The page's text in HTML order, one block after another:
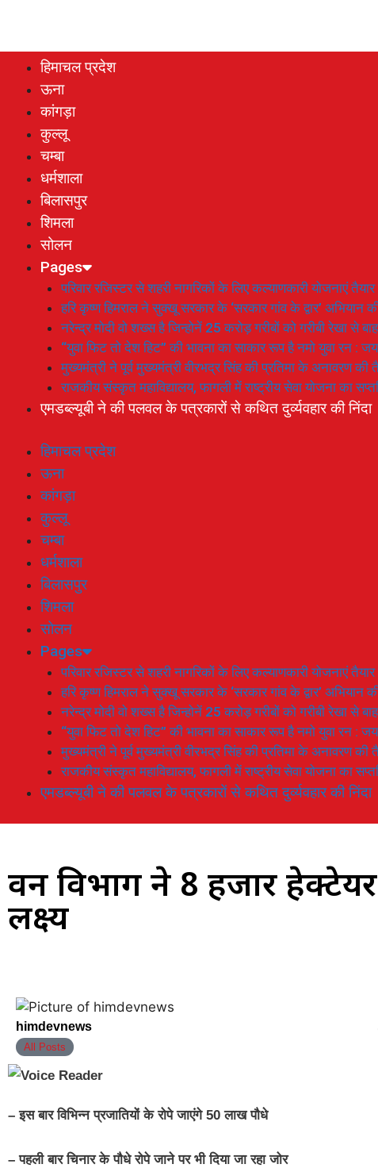
हिमाचल प्रदेश
ऊना
कांगड़ा
कुल्लू
चम्बा
धर्मशाला
बिलासपुर
शिमला
सोलन
Pages
परिवार रजिस्टर से शहरी नागरिकों के लिए कल्याणकारी योजनाएं
हरि कृष्ण हिमराल ने सुक्खू सरकार के ‘सरकार गांव के द्वार’ अभियान
नरेन्द्र मोदी वो शख्स है जिन्होनें 25 करोड़ गरीबों को गरीबी रेखा से
“युवा फिट तो देश हिट” की भावना का साकार रूप है नमो युवा रन :
मुख्यमंत्री ने पूर्व मुख्यमंत्री वीरभद्र सिंह की प्रतिमा के अनावरण की
राजकीय संस्कृत महाविद्यालय, फागली में राष्ट्रीय सेवा योजना का
एमडब्ल्यूबी ने की पलवल के पत्रकारों से कथित दुर्व्यवहार की निंदा
हिमाचल प्रदेश
ऊना
कांगड़ा
कुल्लू
चम्बा
धर्मशाला
बिलासपुर
शिमला
सोलन
Pages
परिवार रजिस्टर से शहरी नागरिकों के लिए कल्याणकारी योजनाएं
हरि कृष्ण हिमराल ने सुक्खू सरकार के ‘सरकार गांव के द्वार’ अभियान
नरेन्द्र मोदी वो शख्स है जिन्होनें 25 करोड़ गरीबों को गरीबी रेखा से
“युवा फिट तो देश हिट” की भावना का साकार रूप है नमो युवा रन :
मुख्यमंत्री ने पूर्व मुख्यमंत्री वीरभद्र सिंह की प्रतिमा के अनावरण की
राजकीय संस्कृत महाविद्यालय, फागली में राष्ट्रीय सेवा योजना का
एमडब्ल्यूबी ने की पलवल के पत्रकारों से कथित दुर्व्यवहार की निंदा
वन विभाग ने 8 हजार
लक्ष्य
himdevnews
All Posts
– इस बार विभिन्न प्रजातियों के रोपे जाएंगे 50 लाख पौधे
– पहली बार चिनार के पौधे रोपे जाने पर भी दिया जा रहा जोर